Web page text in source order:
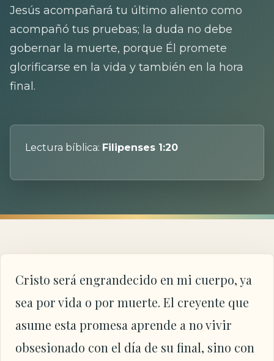
Jesús acompañará tu último aliento como
acompañó tus pruebas; la duda no debe
gobernar la muerte, porque Él promete
glorificarse en la vida y también en la hora
final.
Lectura bíblica: Filipenses 1:20
Cristo será engrandecido en mi cuerpo, ya
sea por vida o por muerte. El creyente que
asume esta promesa aprende a no vivir
obsesionado con el día de su final, sino con